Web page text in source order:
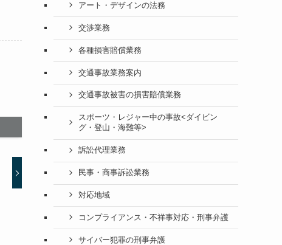
アート・デザインの法務
交渉業務
各種損害賠償業務
交通事故業務案内
交通事故被害の損害賠償業務
スポーツ・レジャー中の事故<ダイビン
グ・登山・海難等>
訴訟代理業務
民事・商事訴訟業務
対応地域
コンプライアンス・不祥事対応・刑事弁護
サイバー犯罪の刑事弁護